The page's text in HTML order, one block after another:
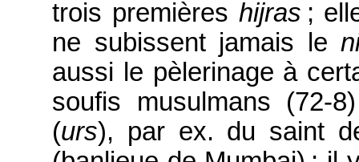
trois premières hijras ;
ne subissent jamais le
aussi le pèlerinage à
soufis musulmans (72-
(urs), par ex. du saint